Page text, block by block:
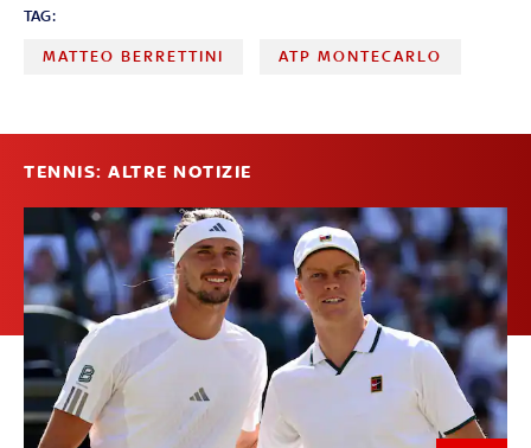
TAG:
MATTEO BERRETTINI ATP MONTECARLO
TENNIS: ALTRE NOTIZIE